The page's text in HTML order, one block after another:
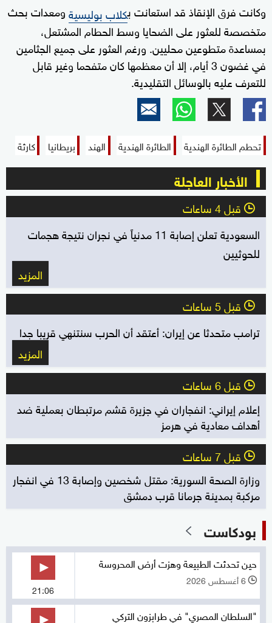
وكانت فرق الإنقاذ قد استعانت بكلاب بوليسيةومعدات بحث
متخصصة للعثور على الضحايا وسط الحطام المشتعل،
بمساعدة متطوعين محليين. ورغم العثور على جميع الجثامين
في غضون 3 أيام، إلا أن معظمها كان متفحما وغير قابل
للتعرف عليه بالوسائل التقليدية.
تحطم الطائرة الهندية الطائرة الهندية الهند بريطانيا كارثة
الأخبار العاجلة
l قبل 4 ساعات
السعودية تعلن إصابة 11 مدنياً في نجران نتيجة هجمات
للحوثيين
المزيد
l قبل 5 ساعات
ترامب متحدثا عن إيران: أعتقد أن الحرب سنتنهي قريبا جدا
المزيد
l قبل 6 ساعات
إعلام إيراني: انفجاران في جزيرة قشم مرتبطان بعملية ضد
أهداف معادية في هرمز
l قبل 7 ساعات
وزارة الصحة السورية: مقتل شخصين وإصابة 13 في انفجار
مركبة بمدينة جرمانا قرب دمشق
بودكاست
حين تحدثت الطبيعة وهزت أرض المحروسة
l 6 أغسطس 2026
21:06
"السلطان المصري" في طرابزون التركي